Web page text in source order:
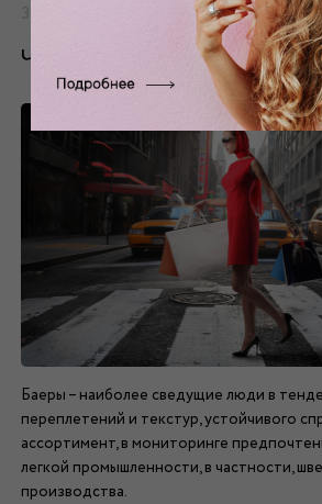
31.03.2015
Что нового выбирают
Баеры – наиболее сведущие люди в
переплетений и текстур, устойчивого
ассортимент, в мониторинге
легкой промышленности, в частности,
производства.